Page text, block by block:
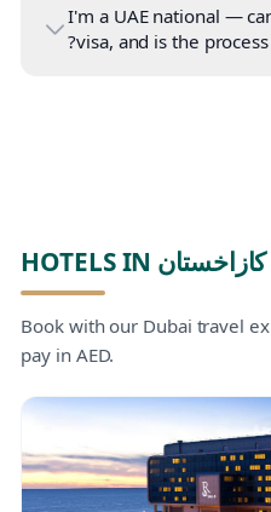
I'm a UAE national —
visa, and is the
HOTELS IN كازاخستان
Book with our Dubai travel
pay in AED.